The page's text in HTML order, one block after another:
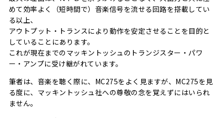
めて効率よく（短時間で）音楽信号を流せる回路を搭載してい
る以上、
アウトプット・トランスにより動作を安定させることを目的と
していることにあります。
これが現在までのマッキントッシュのトランジスター・パワ
ー・アンプに受け継がれています。
筆者は、音楽を聴く際に、MC275をよく見ますが、MC275を見
る度に、マッキントッシュ社への尊敬の念を覚えずにはいられ
ません。